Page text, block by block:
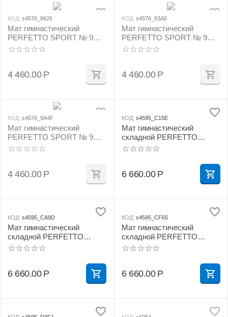
КОД: s4576_8626
Мат гимнастический
PERFETTO SPORT № 9
(100 х 150 х 10) см бежевый
4 460.00 Р
КОД: s4576_93A0
Мат гимнастический
PERFETTO SPORT № 9
(100 х 150 х 10) см зелёно/
4 460.00 Р
КОД: s4576_9A4F
Мат гимнастический
PERFETTO SPORT № 9
(100 х 150 х 10) см сине/
4 460.00 Р
КОД: s4595_C15E
Мат гимнастический
складной PERFETTO
SPORT № 5 (100 х 200 х 10)
6 660.00 Р
КОД: s4595_CA9D
Мат гимнастический
складной PERFETTO
SPORT № 5 (100 х 200 х 10)
6 660.00 Р
КОД: s4595_CF65
Мат гимнастический
складной PERFETTO
SPORT № 5 (100 х 200 х 10)
6 660.00 Р